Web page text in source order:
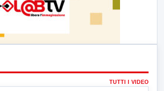
TUTTI I VIDEO